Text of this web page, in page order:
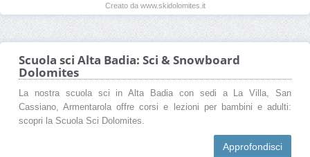
Creato da www.skidolomites.it
Scuola sci Alta Badia: Sci & Snowboard
Dolomites
La nostra scuola sci in Alta Badia con sedi a La Villa, San
Cassiano, Armentarola offre corsi e lezioni per bambini e adulti:
scopri la Scuola Sci Dolomites.
Approfondisci